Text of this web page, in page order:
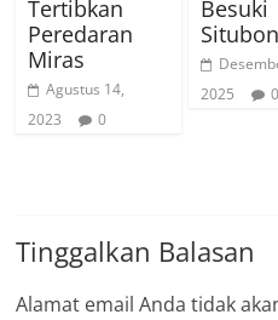
Tertibkan
Peredaran
Miras
Agustus 14,
2023
0
Besuki
2025
0
Tinggalkan Balasan
Alamat email Anda tidak